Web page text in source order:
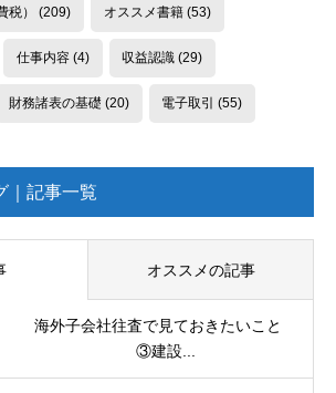
） (209) オススメ書籍(53)
仕事内容(4) 収益認識 (29)
財務諸表の基礎 (20) 電子取引 (55)
｜記事一覧
オススメの記事
海外子会社往査で見ておきたいこと
③建設...